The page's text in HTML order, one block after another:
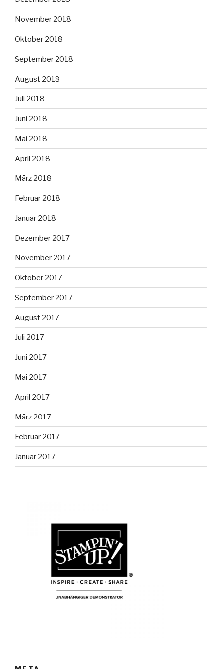
November 2018
Oktober 2018
September 2018
August 2018
Juli 2018
Juni 2018
Mai 2018
April 2018
März 2018
Februar 2018
Januar 2018
Dezember 2017
November 2017
Oktober 2017
September 2017
August 2017
Juli 2017
Juni 2017
Mai 2017
April 2017
März 2017
Februar 2017
Januar 2017